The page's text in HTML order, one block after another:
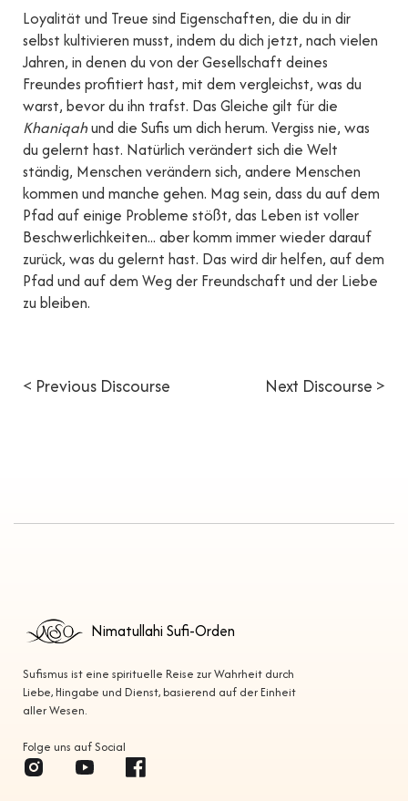
Loyalität und Treue sind Eigenschaften, die du in dir
selbst kultivieren musst, indem du dich jetzt, nach vielen
Jahren, in denen du von der Gesellschaft deines
Freundes profitiert hast, mit dem vergleichst, was du
warst, bevor du ihn trafst. Das Gleiche gilt für die
Khaniqahund die Sufis um dich herum. Vergiss nie, was
du gelernt hast. Natürlich verändert sich die Welt
ständig, Menschen verändern sich, andere Menschen
kommen und manche gehen. Mag sein, dass du auf dem
Pfad auf einige Probleme stößt, das Leben ist voller
Beschwerlichkeiten... aber komm immer wieder darauf
zurück, was du gelernt hast. Das wird dir helfen, auf dem
Pfad und auf dem Weg der Freundschaft und der Liebe
zu bleiben.
< Previous Discourse Next Discourse >
Nimatullahi Sufi-Orden
Sufismus ist eine spirituelle Reise zur Wahrheit durch
Liebe, Hingabe und Dienst, basierend auf der Einheit
aller Wesen.
Folge uns auf Social